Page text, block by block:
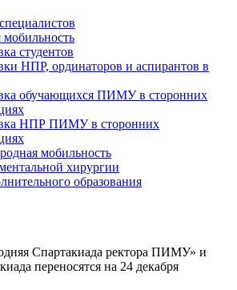
мобильность
студентов
НПР, ординаторов и аспирантов в
обучающихся ПИМУ в сторонних
НПР ПИМУ в сторонних
мобильность
хирургии
образования
Спартакиада ректора ПИМУ» и
переносятся на 24 декабря